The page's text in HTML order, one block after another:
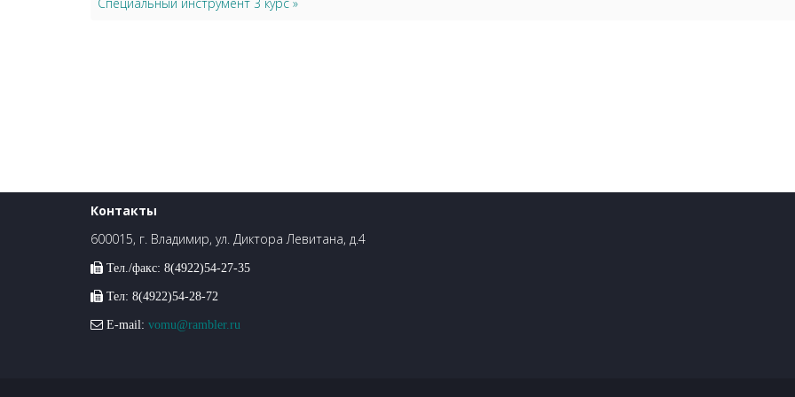
Контакты
600015, г. Владимир, ул. Диктора Левитана, д.4
Тел./факс: 8(4922)54-27-35
Тел: 8(4922)54-28-72
E-mail: vomu@rambler.ru